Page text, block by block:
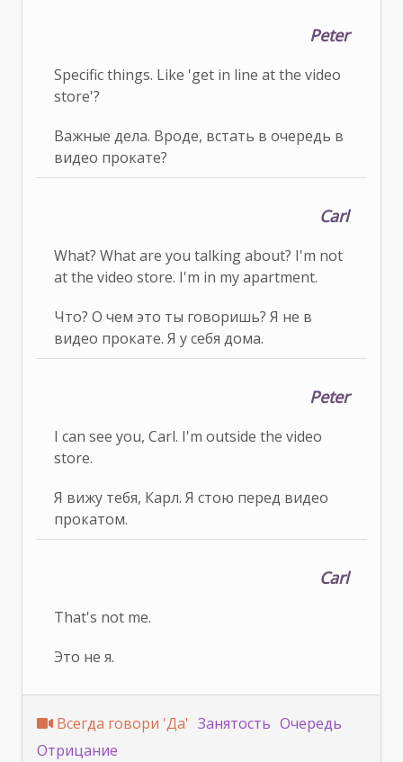
Peter
Specific things. Like 'get in line at the video
store'?
Важные дела. Вроде, встать в очередь в
видео прокате?
Carl
What? What are you talking about? I'm not
at the video store. I'm in my apartment.
Что? О чем это ты говоришь? Я не в
видео прокате. Я у себя дома.
Peter
I can see you, Carl. I'm outside the video
store.
Я вижу тебя, Карл. Я стою перед видео
прокатом.
Carl
That's not me.
Это не я.
Всегда говори 'Да' Занятость Очередь
Отрицание